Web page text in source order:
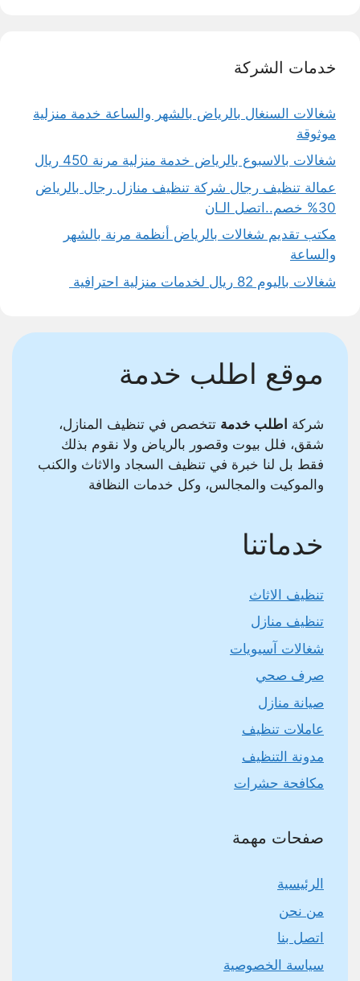
خدمات الشركة
شغالات السنغال بالرياض بالشهر والساعة خدمة منزلية
موثوقة
شغالات بالاسبوع بالرياض خدمة منزلية مرنة 450 ريال
عمالة تنظيف رجال شركة تنظيف منازل رجال بالرياض
30% خصم..اتصل الـان
مكتب تقديم شغالات بالرياض أنظمة مرنة بالشهر
والساعة
شغالات باليوم 82 ريال لخدمات منزلية احترافية
موقع اطلب خدمة
شركة اطلب خدمة تتخصص في تنظيف المنازل،
شقق، فلل بيوت وقصور بالرياض ولا نقوم بذلك
فقط بل لنا خبرة في تنظيف السجاد والاثاث والكنب
والموكيت والمجالس، وكل خدمات النظافة
خدماتنا
تنظيف الاثاث
تنظيف منازل
شغالات آسيويات
صرف صحي
صيانة منازل
عاملات تنظيف
مدونة التنظيف
مكافحة حشرات
صفحات مهمة
الرئيسية
من نحن
اتصل بنا
سياسة الخصوصية